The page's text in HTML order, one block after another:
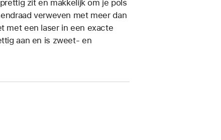
zit en makkelijk om je pols
verweven met meer dan
met een laser in een exacte
aan en is zweet- en